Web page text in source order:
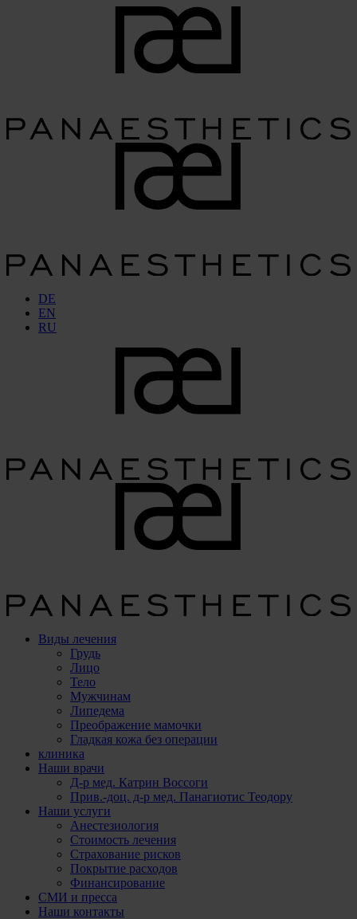
DE
EN
RU
Виды лечения
Грудь
Лицо
Тело
Мужчинам
Липедема
Преображение мамочки
Гладкая кожа без операции
клиника
Наши врачи
Д-р мед. Катрин Воссоги
Прив.-доц. д-р мед. Панагиотис Теодору
Наши услуги
Анестезиология
Стоимость лечения
Страхование рисков
Покрытие расходов
Финансирование
СМИ и пресса
Наши контакты